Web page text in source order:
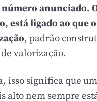
número anunciado.
está ligado ao que
, padrão
valorização.
isso significa que
alto nem sempre